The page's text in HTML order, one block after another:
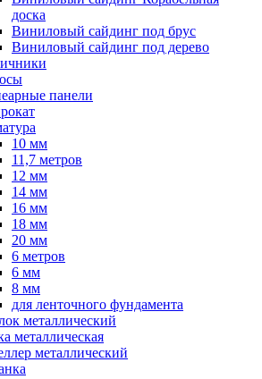
доска
Виниловый сайдинг под брус
Виниловый сайдинг под дерево
панели
10 мм
11,7 метров
12 мм
14 мм
16 мм
18 мм
20 мм
6 метров
6 мм
8 мм
для ленточного фундамента
металлический
металлическая
металлический